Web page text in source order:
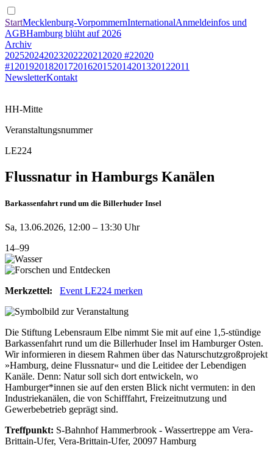
StartMecklenburg-VorpommernInternationalAnmeldeinfos und
AGBHamburg blüht auf 2026
Archiv
20252024202320222021 2020 #22020
#1 201920182017201620152014201320122011
NewsletterKontakt
HH-Mitte
Veranstaltungsnummer
LE224
Flussnatur in Hamburgs Kanälen
Barkassenfahrt rund um die Billerhuder Insel
Sa, 13.06.2026, 12:00 – 13:30 Uhr
14–99
Merkzettel: Event LE224 merken
Die Stiftung Lebensraum Elbe nimmt Sie mit auf eine 1,5-stündige
Barkassenfahrt rund um die Billerhuder Insel im Hamburger Osten.
Wir informieren in diesem Rahmen über das Naturschutzgroßprojekt
»Hamburg, deine Flussnatur« und die Leitidee der Lebendigen
Kanäle. Denn: Natur soll sich dort entwickeln, wo
Hamburger*innen sie auf den ersten Blick nicht vermuten: in den
Industriekanälen, die von Schifffahrt, Freizeitnutzung und
Gewerbebetrieb geprägt sind.
Treffpunkt: S-Bahnhof Hammerbrook - Wassertreppe am Vera-
Brittain-Ufer, Vera-Brittain-Ufer, 20097 Hamburg